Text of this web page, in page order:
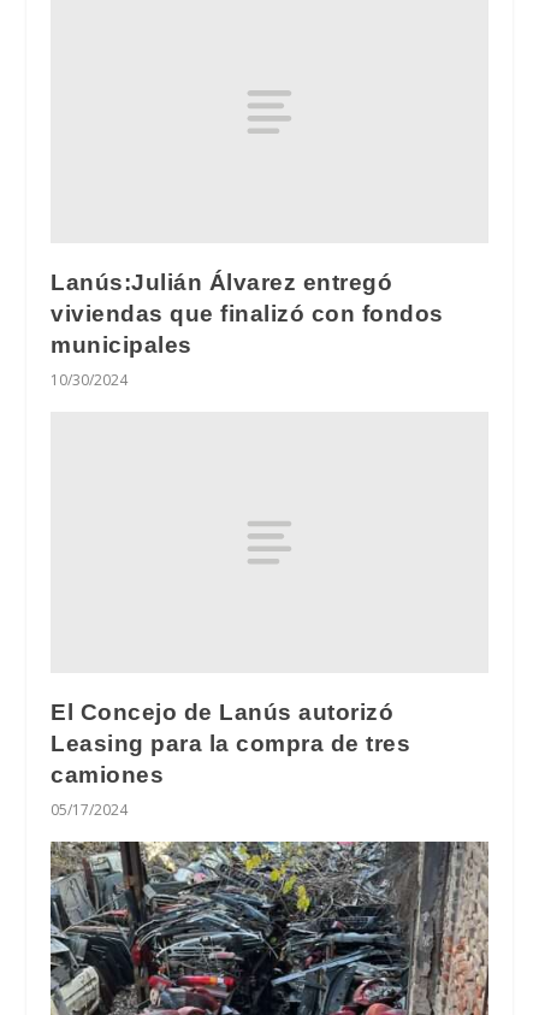
Lanús:Julián Álvarez entregó
viviendas que finalizó con fondos
municipales
10/30/2024
El Concejo de Lanús autorizó
Leasing para la compra de tres
camiones
05/17/2024